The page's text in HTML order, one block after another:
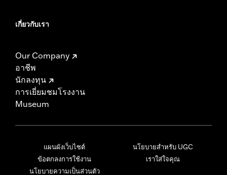
เกี่ยวกับเรา
Our Company
อาชีพ
นักลงทุน
การเยี่ยมชมโรงงาน
Museum
แผนผังเว็บไซต์
ข้อตกลงการใช้งาน
นโยบายความเป็นส่วนตัว
นโยบายสำหรับ UGC
เราใส่ใจคุณ